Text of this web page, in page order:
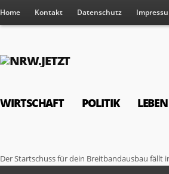
Home Kontakt Datenschutz
WIRTSCHAFT POLITIK LEBEN
Der Startschuss für dein Breitbandausbau fällt